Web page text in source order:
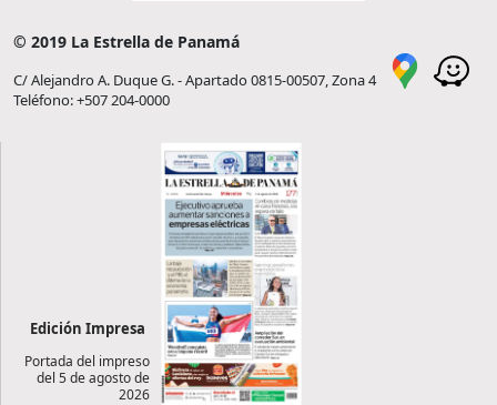
© 2019 La Estrella de Panamá
C/ Alejandro A. Duque G. - Apartado 0815-00507, Zona 4
Teléfono: +507 204-0000
Edición Impresa
Portada del impreso
del 5 de agosto de
2026